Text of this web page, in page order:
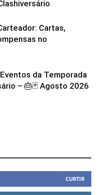
Cartas,
no
da Temporada
– 🎂🃏 Agosto 2026
CURTIR